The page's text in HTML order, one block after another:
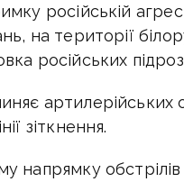
російській
на території
російських
артилерійських
зіткнення.
напрямку обстрілів